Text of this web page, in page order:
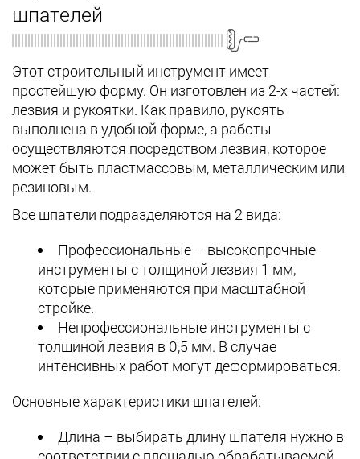
шпателей
Этот строительный инструмент имеет
простейшую форму. Он изготовлен из 2-х частей:
лезвия и рукоятки. Как правило, рукоять
выполнена в удобной форме, а работы
осуществляются посредством лезвия, которое
может быть пластмассовым, металлическим или
резиновым.
Все шпатели подразделяются на 2 вида:
Профессиональные – высокопрочные
инструменты с толщиной лезвия 1 мм,
которые применяются при масштабной
стройке.
Непрофессиональные инструменты с
толщиной лезвия в 0,5 мм. В случае
интенсивных работ могут деформироваться.
Основные характеристики шпателей:
Длина – выбирать длину шпателя нужно в